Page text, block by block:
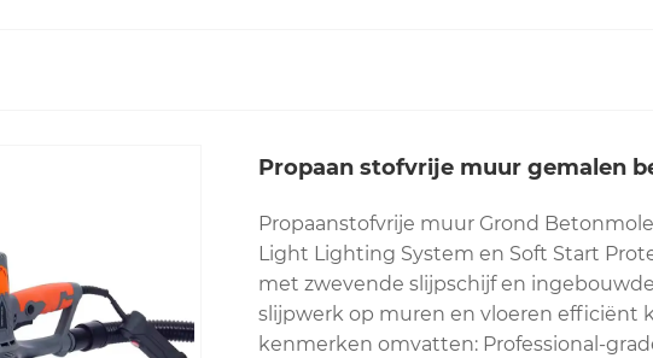
Propaan stofvrije muur gemalen
Propaanstofvrije muur Grond
Light Lighting System en Soft Start
met zwevende slijpschijf en
slijpwerk op muren en vloeren efficiënt
kenmerken omvatten: Professional-